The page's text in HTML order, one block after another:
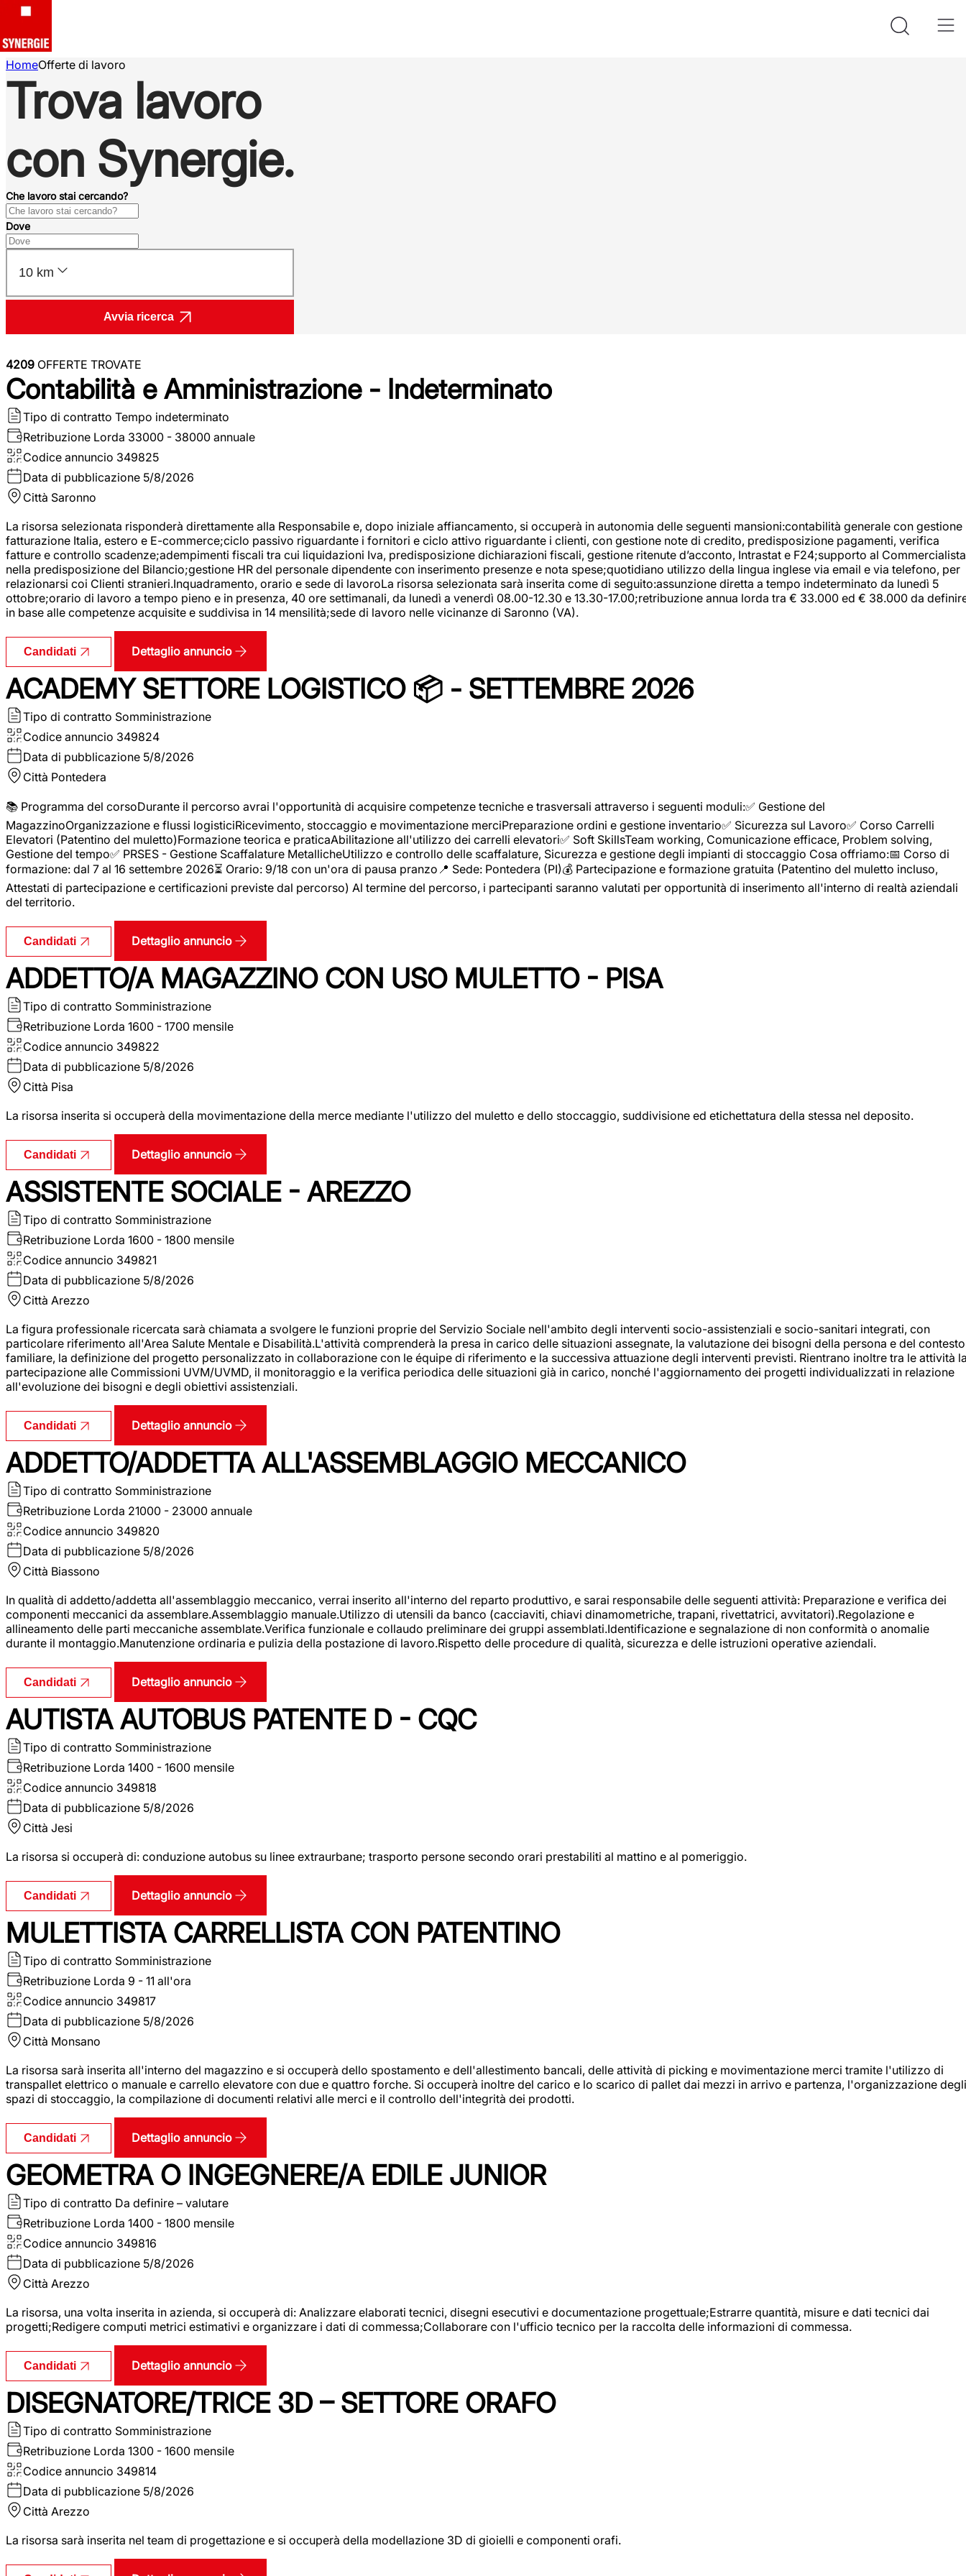
HomeOfferte di lavoro
Trova lavoro
con Synergie.
Che lavoro stai cercando?
Dove
10 km
Avvia ricerca
4209 OFFERTE TROVATE
Contabilità e Amministrazione - Indeterminato
Tipo di contratto Tempo indeterminato
Retribuzione Lorda 33000 - 38000 annuale
Codice annuncio 349825
Data di pubblicazione 5/8/2026
Città Saronno
La risorsa selezionata risponderà direttamente alla Responsabile e, dopo iniziale affiancamento, si occuperà in autonomia delle seguenti mansioni:contabilità generale con gestione
fatturazione Italia, estero e E-commerce;ciclo passivo riguardante i fornitori e ciclo attivo riguardante i clienti, con gestione note di credito, predisposizione pagamenti, verifica
fatture e controllo scadenze;adempimenti fiscali tra cui liquidazioni Iva, predisposizione dichiarazioni fiscali, gestione ritenute d’acconto, Intrastat e F24;supporto al Commercialista
nella predisposizione del Bilancio;gestione HR del personale dipendente con inserimento presenze e nota spese;quotidiano utilizzo della lingua inglese via email e via telefono, per
relazionarsi coi Clienti stranieri.Inquadramento, orario e sede di lavoroLa risorsa selezionata sarà inserita come di seguito:assunzione diretta a tempo indeterminato da lunedì 5
ottobre;orario di lavoro a tempo pieno e in presenza, 40 ore settimanali, da lunedì a venerdì 08.00-12.30 e 13.30-17.00;retribuzione annua lorda tra € 33.000 ed € 38.000 da
in base alle competenze acquisite e suddivisa in 14 mensilità;sede di lavoro nelle vicinanze di Saronno (VA).
Candidati Dettaglio annuncio
ACADEMY SETTORE LOGISTICO 📦 - SETTEMBRE 2026
Tipo di contratto Somministrazione
Codice annuncio 349824
Data di pubblicazione 5/8/2026
Città Pontedera
📚 Programma del corsoDurante il percorso avrai l'opportunità di acquisire competenze tecniche e trasversali attraverso i seguenti moduli:✅ Gestione del
MagazzinoOrganizzazione e flussi logisticiRicevimento, stoccaggio e movimentazione merciPreparazione ordini e gestione inventario✅ Sicurezza sul Lavoro✅ Corso Carrelli
Elevatori (Patentino del muletto)Formazione teorica e praticaAbilitazione all'utilizzo dei carrelli elevatori✅ Soft SkillsTeam working, Comunicazione efficace, Problem solving,
Gestione del tempo✅ PRSES - Gestione Scaffalature MetallicheUtilizzo e controllo delle scaffalature, Sicurezza e gestione degli impianti di stoccaggio Cosa offriamo:📅 Corso di
formazione: dal 7 al 16 settembre 2026⏳ Orario: 9/18 con un'ora di pausa pranzo📍 Sede: Pontedera (PI)💰 Partecipazione e formazione gratuita (Patentino del muletto incluso,
Attestati di partecipazione e certificazioni previste dal percorso) Al termine del percorso, i partecipanti saranno valutati per opportunità di inserimento all'interno di realtà aziendali
del territorio.
Candidati Dettaglio annuncio
ADDETTO/A MAGAZZINO CON USO MULETTO - PISA
Tipo di contratto Somministrazione
Retribuzione Lorda 1600 - 1700 mensile
Codice annuncio 349822
Data di pubblicazione 5/8/2026
Città Pisa
La risorsa inserita si occuperà della movimentazione della merce mediante l'utilizzo del muletto e dello stoccaggio, suddivisione ed etichettatura della stessa nel deposito.
Candidati Dettaglio annuncio
ASSISTENTE SOCIALE - AREZZO
Tipo di contratto Somministrazione
Retribuzione Lorda 1600 - 1800 mensile
Codice annuncio 349821
Data di pubblicazione 5/8/2026
Città Arezzo
La figura professionale ricercata sarà chiamata a svolgere le funzioni proprie del Servizio Sociale nell'ambito degli interventi socio-assistenziali e socio-sanitari integrati, con
particolare riferimento all'Area Salute Mentale e Disabilità.L'attività comprenderà la presa in carico delle situazioni assegnate, la valutazione dei bisogni della persona e del contesto
familiare, la definizione del progetto personalizzato in collaborazione con le équipe di riferimento e la successiva attuazione degli interventi previsti. Rientrano inoltre tra le attività
partecipazione alle Commissioni UVM/UVMD, il monitoraggio e la verifica periodica delle situazioni già in carico, nonché l'aggiornamento dei progetti individualizzati in relazione
all'evoluzione dei bisogni e degli obiettivi assistenziali.
Candidati Dettaglio annuncio
ADDETTO/ADDETTA ALL'ASSEMBLAGGIO MECCANICO
Tipo di contratto Somministrazione
Retribuzione Lorda 21000 - 23000 annuale
Codice annuncio 349820
Data di pubblicazione 5/8/2026
Città Biassono
In qualità di addetto/addetta all'assemblaggio meccanico, verrai inserito all'interno del reparto produttivo, e sarai responsabile delle seguenti attività: Preparazione e verifica dei
componenti meccanici da assemblare.Assemblaggio manuale.Utilizzo di utensili da banco (cacciaviti, chiavi dinamometriche, trapani, rivettatrici, avvitatori).Regolazione e
allineamento delle parti meccaniche assemblate.Verifica funzionale e collaudo preliminare dei gruppi assemblati.Identificazione e segnalazione di non conformità o anomalie
durante il montaggio.Manutenzione ordinaria e pulizia della postazione di lavoro.Rispetto delle procedure di qualità, sicurezza e delle istruzioni operative aziendali.
Candidati Dettaglio annuncio
AUTISTA AUTOBUS PATENTE D - CQC
Tipo di contratto Somministrazione
Retribuzione Lorda 1400 - 1600 mensile
Codice annuncio 349818
Data di pubblicazione 5/8/2026
Città Jesi
La risorsa si occuperà di: conduzione autobus su linee extraurbane; trasporto persone secondo orari prestabiliti al mattino e al pomeriggio.
Candidati Dettaglio annuncio
MULETTISTA CARRELLISTA CON PATENTINO
Tipo di contratto Somministrazione
Retribuzione Lorda 9 - 11 all'ora
Codice annuncio 349817
Data di pubblicazione 5/8/2026
Città Monsano
La risorsa sarà inserita all'interno del magazzino e si occuperà dello spostamento e dell'allestimento bancali, delle attività di picking e movimentazione merci tramite l'utilizzo di
transpallet elettrico o manuale e carrello elevatore con due e quattro forche. Si occuperà inoltre del carico e lo scarico di pallet dai mezzi in arrivo e partenza, l'organizzazione degli
spazi di stoccaggio, la compilazione di documenti relativi alle merci e il controllo dell'integrità dei prodotti.
Candidati Dettaglio annuncio
GEOMETRA O INGEGNERE/A EDILE JUNIOR
Tipo di contratto Da definire – valutare
Retribuzione Lorda 1400 - 1800 mensile
Codice annuncio 349816
Data di pubblicazione 5/8/2026
Città Arezzo
La risorsa, una volta inserita in azienda, si occuperà di: Analizzare elaborati tecnici, disegni esecutivi e documentazione progettuale;Estrarre quantità, misure e dati tecnici dai
progetti;Redigere computi metrici estimativi e organizzare i dati di commessa;Collaborare con l'ufficio tecnico per la raccolta delle informazioni di commessa.
Candidati Dettaglio annuncio
DISEGNATORE/TRICE 3D – SETTORE ORAFO
Tipo di contratto Somministrazione
Retribuzione Lorda 1300 - 1600 mensile
Codice annuncio 349814
Data di pubblicazione 5/8/2026
Città Arezzo
La risorsa sarà inserita nel team di progettazione e si occuperà della modellazione 3D di gioielli e componenti orafi.